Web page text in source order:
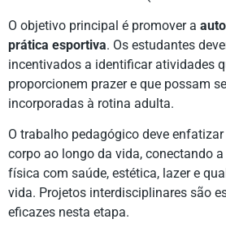
O objetivo principal é promover a
prática esportiva. Os estudantes
incentivados a identificar atividades
proporcionem prazer e que possam
incorporadas à rotina adulta.
O trabalho pedagógico deve
corpo ao longo da vida, conectando
física com saúde, estética, lazer e
vida. Projetos interdisciplinares são
eficazes nesta etapa.